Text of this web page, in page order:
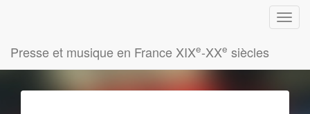
Presse et musique en France XIXe-XXe siècles